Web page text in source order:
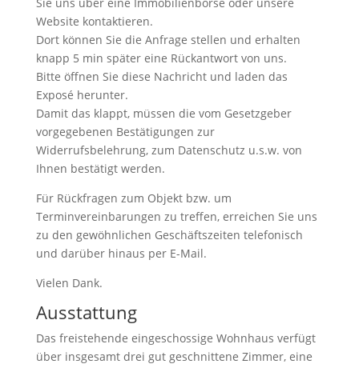
Website kontaktieren.
Dort können Sie die Anfrage stellen und erhalten
knapp 5 min später eine Rückantwort von uns.
Bitte öffnen Sie diese Nachricht und laden das
Exposé herunter.
Damit das klappt, müssen die vom Gesetzgeber
vorgegebenen Bestätigungen zur
Widerrufsbelehrung, zum Datenschutz u.s.w. von
Ihnen bestätigt werden.
Für Rückfragen zum Objekt bzw. um
Terminvereinbarungen zu treffen, erreichen Sie uns
zu den gewöhnlichen Geschäftszeiten telefonisch
und darüber hinaus per E-Mail.
Vielen Dank.
Ausstattung
Das freistehende eingeschossige Wohnhaus verfügt
über insgesamt drei gut geschnittene Zimmer, eine